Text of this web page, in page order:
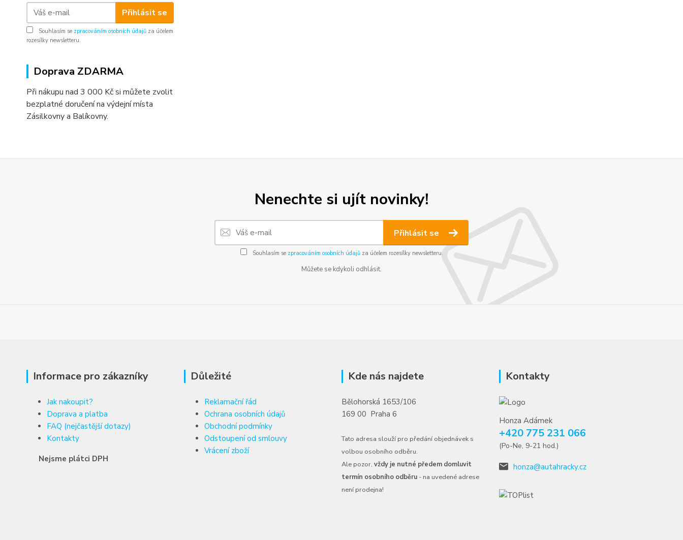
Přihlásit se
Souhlasím se zpracováním osobních údajů za účelem
rozesílky newsletteru.
Doprava ZDARMA
Při nákupu nad 3 000 Kč si můžete zvolit
bezplatné doručení na výdejní místa
Zásilkovny a Balíkovny.
Nenechte si ujít novinky!
Přihlásit se
Souhlasím se zpracováním osobních údajůza účelem rozesílky newsletteru.
Můžete se kdykoli odhlásit.
Informace pro zákazníky
Jak nakoupit?
Doprava a platba
FAQ (nejčastější dotazy)
Kontakty
Nejsme plátci DPH
Důležité
Reklamační řád
Ochrana osobních údajů
Obchodní podmínky
Odstoupení od smlouvy
Vrácení zboží
Kde nás najdete
Bělohorská 1653/106
169 00 Praha 6
Tato adresa slouží pro předání objednávek s
volbou osobního odběru.
Ale pozor, vždy je nutné předem domluvit
termín osobního odběru - na uvedené adrese
není prodejna!
Kontakty
Honza Adámek
+420 775 231 066
(Po-Ne, 9-21 hod.)
honza@autahracky.cz